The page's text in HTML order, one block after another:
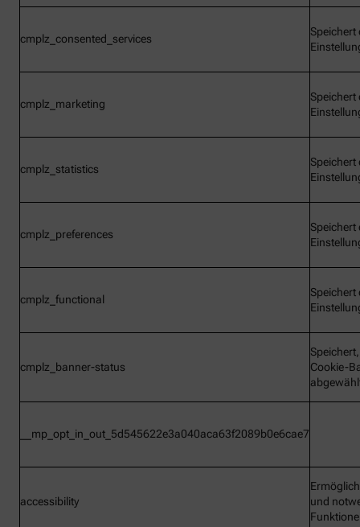
cmplz_consented_services
Speichert
cmplz_marketing
Speichert
cmplz_statistics
Speichert
cmplz_preferences
Speichert
cmplz_functional
Speichert
cmplz_banner-status
Cookie-
__mp_opt_in_out_5d545622e3a040aca63f2089b0e6cae7
accessibility
und